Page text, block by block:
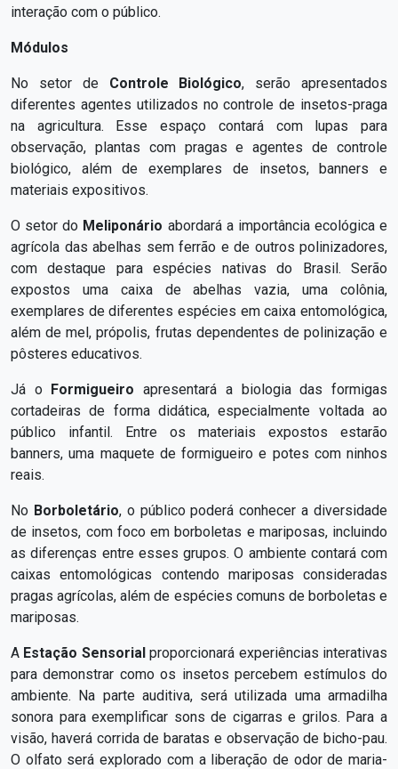
interação com o público.
Módulos
No setor de Controle Biológico, serão apresentados
diferentes agentes utilizados no controle de insetos-praga
na agricultura. Esse espaço contará com lupas para
observação, plantas com pragas e agentes de controle
biológico, além de exemplares de insetos, banners e
materiais expositivos.
O setor do Meliponário abordará a importância ecológica e
agrícola das abelhas sem ferrão e de outros polinizadores,
com destaque para espécies nativas do Brasil. Serão
expostos uma caixa de abelhas vazia, uma colônia,
exemplares de diferentes espécies em caixa entomológica,
além de mel, própolis, frutas dependentes de polinização e
pôsteres educativos.
Já o Formigueiro apresentará a biologia das formigas
cortadeiras de forma didática, especialmente voltada ao
público infantil. Entre os materiais expostos estarão
banners, uma maquete de formigueiro e potes com ninhos
reais.
No Borboletário, o público poderá conhecer a diversidade
de insetos, com foco em borboletas e mariposas, incluindo
as diferenças entre esses grupos. O ambiente contará com
caixas entomológicas contendo mariposas consideradas
pragas agrícolas, além de espécies comuns de borboletas e
mariposas.
A Estação Sensorialproporcionará experiências interativas
para demonstrar como os insetos percebem estímulos do
ambiente. Na parte auditiva, será utilizada uma armadilha
sonora para exemplificar sons de cigarras e grilos. Para a
visão, haverá corrida de baratas e observação de bicho-pau.
O olfato será explorado com a liberação de odor de maria-